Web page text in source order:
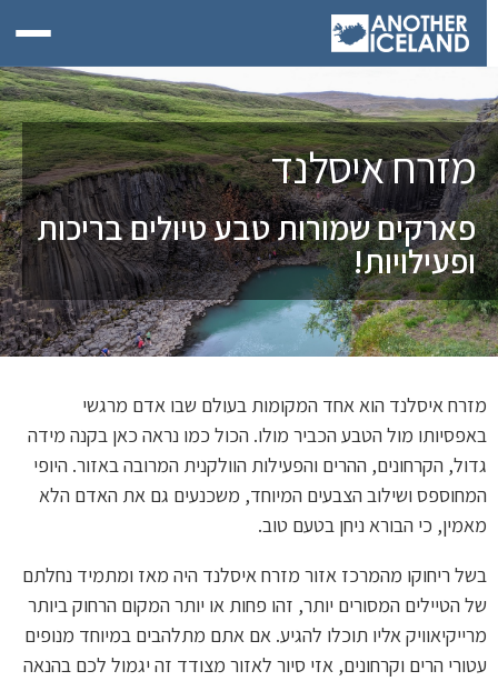
מזרח איסלנד
פארקים שמורות טבע טיולים בריכות
ופעילויות!
מזרח איסלנד הוא אחד המקומות בעולם שבו אדם מרגשי
באפסיותו מול הטבע הכביר מולו. הכול כמו נראה כאן בקנה מידה
גדול, הקרחונים, ההרים והפעילות הוולקנית המרובה באזור. היופי
המחוספס ושילוב הצבעים המיוחד, משכנעים גם את האדם הלא
מאמין, כי הבורא ניחן בטעם טוב.
בשל ריחוקו מהמרכז אזור מזרח איסלנד היה מאז ומתמיד נחלתם
של הטיילים המסורים יותר, זהו פחות או יותר המקום הרחוק ביותר
מרייקיאוויק אליו תוכלו להגיע. אם אתם מתלהבים במיוחד מנופים
עטורי הרים וקרחונים, אזי סיור לאזור מצודד זה יגמול לכם בהנאה